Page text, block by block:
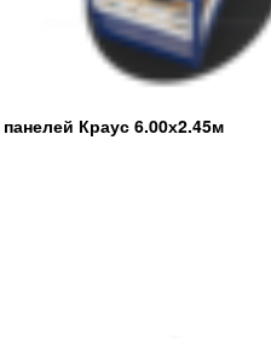
Краус 6.00х2.45м